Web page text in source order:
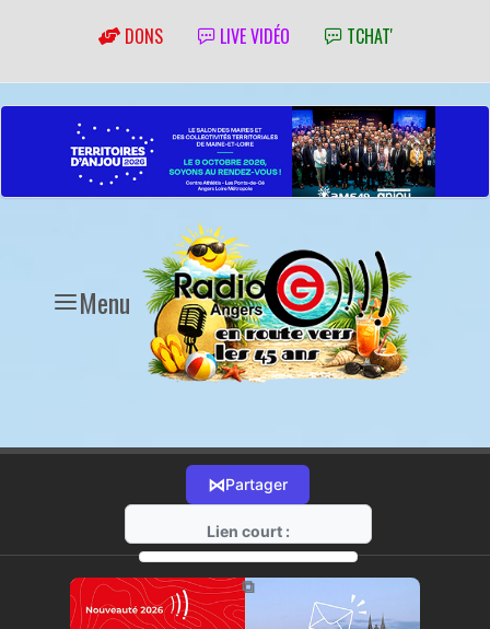
DONS LIVE VIDÉO TCHAT'
Menu
⋈Partager
Lien court :
https://radio-g.fr?r269
⧉